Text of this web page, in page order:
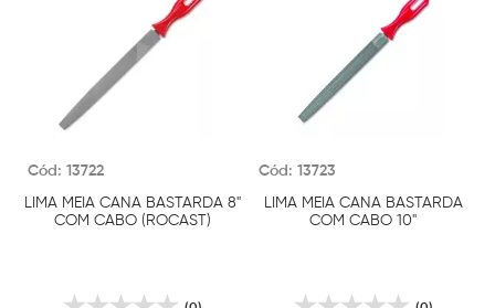
Cód: 13722
LIMA MEIA CANA BASTARDA 8"
COM CABO (ROCAST)
Cód: 13723
LIMA MEIA CANA BASTARDA
COM CABO 10"